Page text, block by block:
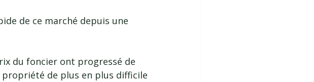
de ce marché depuis une
du foncier ont progressé de
de plus en plus difficile